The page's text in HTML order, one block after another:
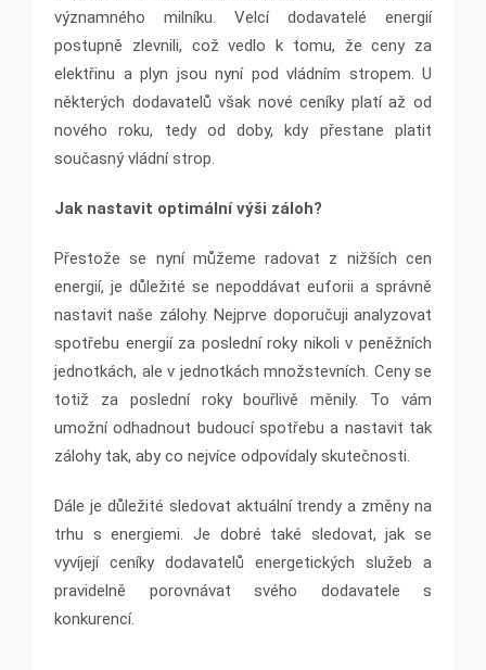
významného milníku. Velcí dodavatelé energií
postupně zlevnili, což vedlo k tomu, že ceny za
elektřinu a plyn jsou nyní pod vládním stropem. U
některých dodavatelů však nové ceníky platí až od
nového roku, tedy od doby, kdy přestane platit
současný vládní strop.
Jak nastavit optimální výši záloh?
Přestože se nyní můžeme radovat z nižších cen
energií, je důležité se nepoddávat euforii a správně
nastavit naše zálohy. Nejprve doporučuji analyzovat
spotřebu energií za poslední roky nikoli v peněžních
jednotkách, ale v jednotkách množstevních. Ceny se
totiž za poslední roky bouřlivě měnily. To vám
umožní odhadnout budoucí spotřebu a nastavit tak
zálohy tak, aby co nejvíce odpovídaly skutečnosti.
Dále je důležité sledovat aktuální trendy a změny na
trhu s energiemi. Je dobré také sledovat, jak se
vyvíjejí ceníky dodavatelů energetických služeb a
pravidelně porovnávat svého dodavatele s
konkurencí.